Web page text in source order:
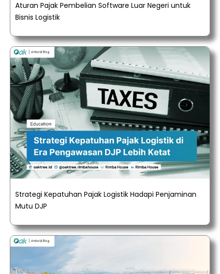
Aturan Pajak Pembelian Software Luar Negeri untuk
Bisnis Logistik
Strategi Kepatuhan Pajak Logistik Hadapi Penjaminan
Mutu DJP